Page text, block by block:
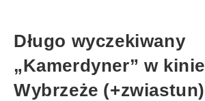
Długo wyczekiwany
„Kamerdyner” w kinie
Wybrzeże (+zwiastun)